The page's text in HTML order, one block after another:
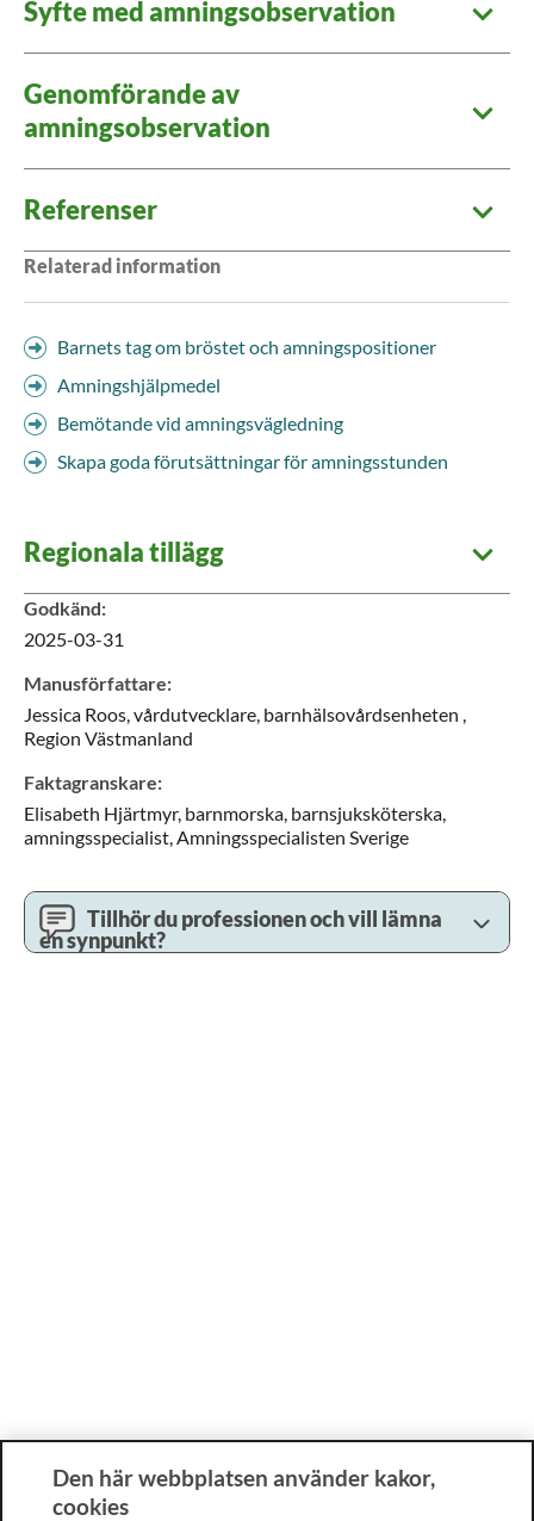
Syfte med amningsobservation
Genomförande av
amningsobservation
Referenser
Relaterad information
Barnets tag om bröstet och amningspositioner
Amningshjälpmedel
Bemötande vid amningsvägledning
Skapa goda förutsättningar för amningsstunden
Regionala tillägg
Godkänd:
2025-03-31
Manusförfattare:
Jessica Roos,vårdutvecklare, barnhälsovårdsenheten ,
Region Västmanland
Faktagranskare:
Elisabeth Hjärtmyr, barnmorska, barnsjuksköterska,
amningsspecialist,Amningsspecialisten Sverige
Tillhör du professionen och vill lämna
en synpunkt?
Den här webbplatsen använder kakor,
cookies